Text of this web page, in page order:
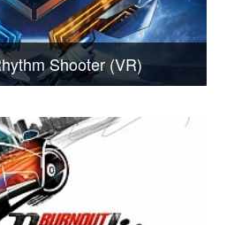
Shooter (VR)